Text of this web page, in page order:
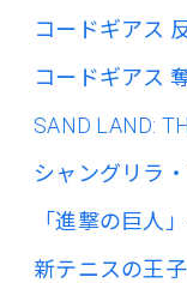
コードギアス
コードギアス
SAND LAND:
シャングリラ
「進撃の巨人
新テニスの王